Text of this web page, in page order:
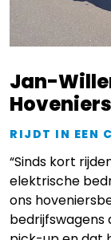
Jan-
RIJDT IN EEN
“Sinds kort
elektrische
ons
bedrijfswagens